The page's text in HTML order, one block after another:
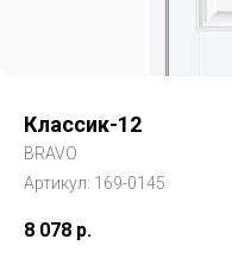
Классик-12
BRAVO
Артикул: 169-0145
8 078 р.